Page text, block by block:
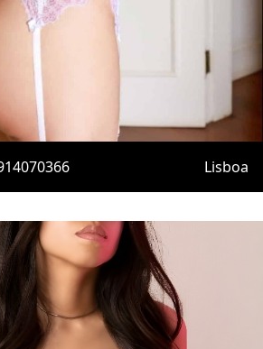
Lisboa